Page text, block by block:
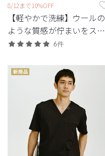
8/12まで10%OFF
【軽やかで洗練】ウールの
ような質感が佇まいをスマ
ートに引き立てる定番シリ
6件